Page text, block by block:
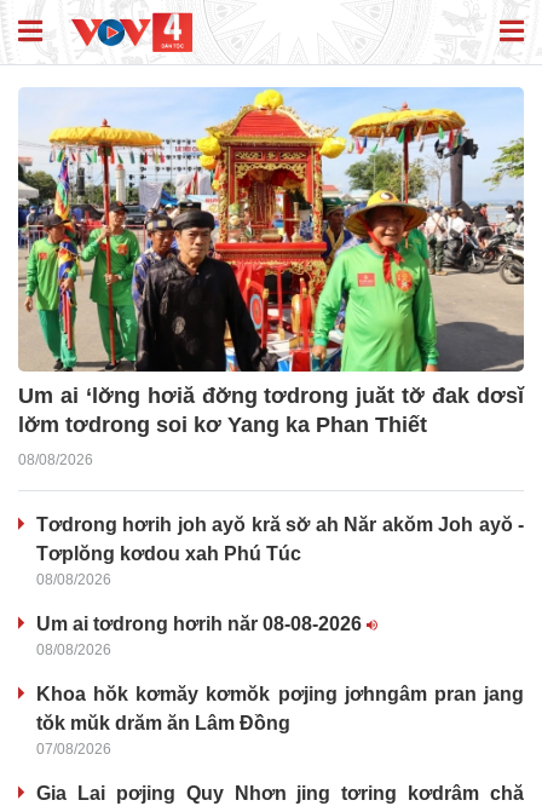
Um ai ‘lơ̆ng hơiă đơ̆ng tơdrong juăt tơ̆ đak dơsĭ
lơ̆m tơdrong soi kơ Yang ka Phan Thiết
08/08/2026
Tơdrong hơrih joh ayŏ kră sơ̆ ah Năr akŏm Joh ayŏ -
Tơplŏng kơdou xah Phú Túc
08/08/2026
Um ai tơdrong hơrih năr 08-08-2026
08/08/2026
Khoa hŏk kơmăy kơmŏk pơjing jơhngâm pran jang
tŏk mŭk drăm ăn Lâm Đồng
07/08/2026
Gia Lai pơjing Quy Nhơn jing tơring kơdrâm chă